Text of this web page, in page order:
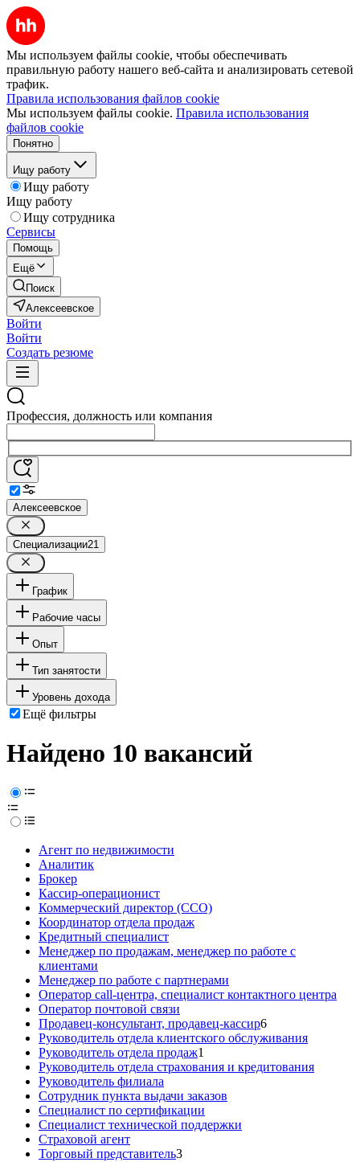
Мы используем файлы cookie, чтобы обеспечивать
правильную работу нашего веб-сайта и анализировать сетевой
трафик.
Правила использования файлов cookie
Мы используем файлы cookie. Правила использования
файлов cookie
Понятно
Ищу работу
Ищу работу
Ищу работу
Ищу сотрудника
Сервисы
Помощь
Ещё
Поиск
Алексеевское
Войти
Войти
Создать резюме
Профессия, должность или компания
Алексеевское
Специализации21
График
Рабочие часы
Опыт
Тип занятости
Уровень дохода
Ещё фильтры
Найдено 10 вакансий
Агент по недвижимости
Аналитик
Брокер
Кассир-операционист
Коммерческий директор (CCO)
Координатор отдела продаж
Кредитный специалист
Менеджер по продажам, менеджер по работе с
клиентами
Менеджер по работе с партнерами
Оператор call-центра, специалист контактного центра
Оператор почтовой связи
Продавец-консультант, продавец-кассир6
Руководитель отдела клиентского обслуживания
Руководитель отдела продаж1
Руководитель отдела страхования и кредитования
Руководитель филиала
Сотрудник пункта выдачи заказов
Специалист по сертификации
Специалист технической поддержки
Страховой агент
Торговый представитель3